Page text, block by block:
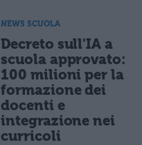
NEWS SCUOLA
Decreto sull'IA a
scuola approvato:
100 milioni per la
formazione dei
docenti e
integrazione nei
curricoli